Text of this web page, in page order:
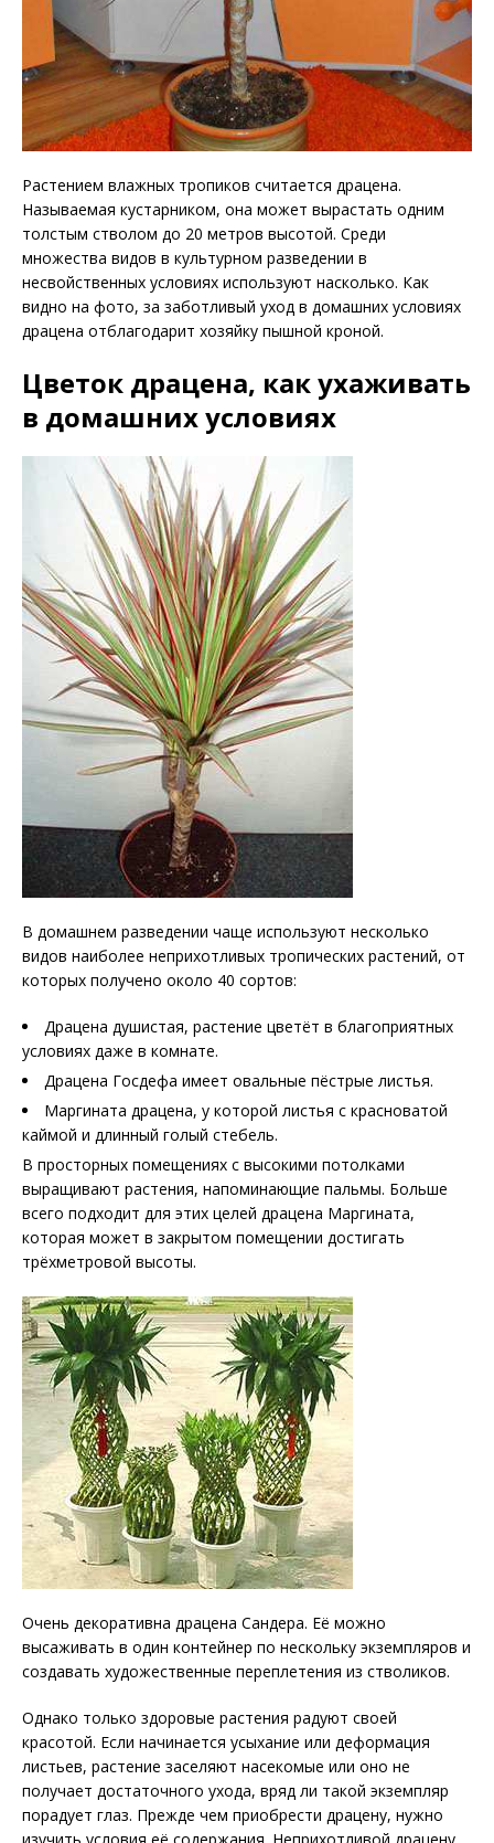
Растением влажных тропиков считается драцена.
Называемая кустарником, она может вырастать одним
толстым стволом до 20 метров высотой. Среди
множества видов в культурном разведении в
несвойственных условиях используют насколько. Как
видно на фото, за заботливый уход в домашних условиях
драцена отблагодарит хозяйку пышной кроной.
Цветок драцена, как ухаживать
в домашних условиях
В домашнем разведении чаще используют несколько
видов наиболее неприхотливых тропических растений, от
которых получено около 40 сортов:
Драцена душистая, растение цветёт в благоприятных
условиях даже в комнате.
Драцена Госдефа имеет овальные пёстрые листья.
Маргината драцена, у которой листья с красноватой
каймой и длинный голый стебель.
В просторных помещениях с высокими потолками
выращивают растения, напоминающие пальмы. Больше
всего подходит для этих целей драцена Маргината,
которая может в закрытом помещении достигать
трёхметровой высоты.
Очень декоративна драцена Сандера. Её можно
высаживать в один контейнер по нескольку экземпляров и
создавать художественные переплетения из стволиков.
Однако только здоровые растения радуют своей
красотой. Если начинается усыхание или деформация
листьев, растение заселяют насекомые или оно не
получает достаточного ухода, вряд ли такой экземпляр
порадует глаз. Прежде чем приобрести драцену, нужно